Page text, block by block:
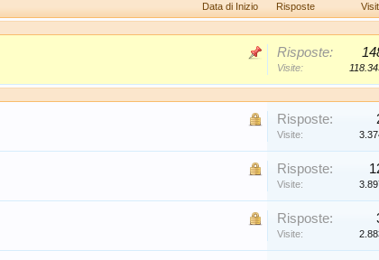
Data di Inizio Risposte
Risposte:
Visite:
Risposte:
Visite:
Risposte:
Visite:
Risposte:
Visite: